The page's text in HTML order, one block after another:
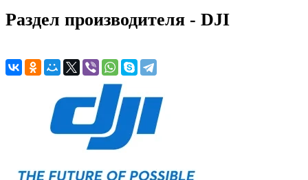
Раздел производителя - DJI